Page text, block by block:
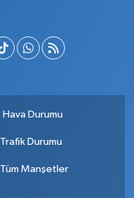
Hava Durumu
Trafik Durumu
Tüm Manşetler